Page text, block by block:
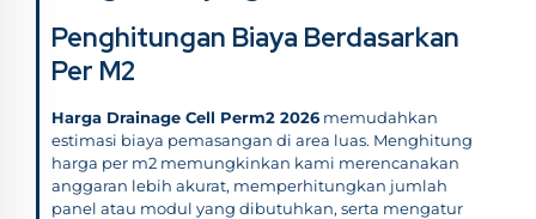
Penghitungan Biaya Berdasarkan
Per M2
Harga Drainage Cell Perm2 2026 memudahkan
estimasi biaya pemasangan di area luas. Menghitung
harga per m2 memungkinkan kami merencanakan
anggaran lebih akurat, memperhitungkan jumlah
panel atau modul yang dibutuhkan, serta mengatur